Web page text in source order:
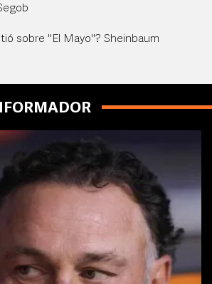
sobre "El Mayo"? Sheinbaum